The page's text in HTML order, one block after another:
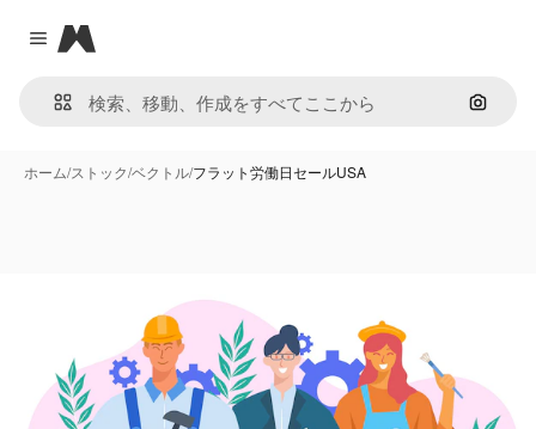
Close menu
Magnific
画像で
ホーム/ストック/ベクトル/フラット労働日セールUSA